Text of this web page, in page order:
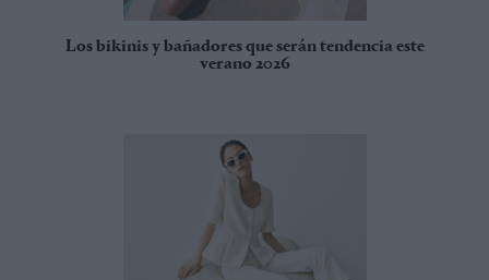
Los bikinis y bañadores que serán tendencia este
verano 2026